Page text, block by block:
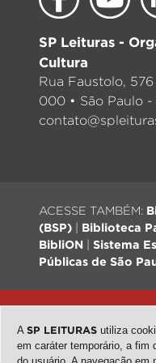
SP Leituras -
Cultura
Rua Faustolo,
000 • São Paulo -
ACESSE TAMBÉM:
(BSP)
Biblioteca
BibliON
Sistema
Públicas de São
A SP LEITURAS utiliza
em caráter temporário, a fim